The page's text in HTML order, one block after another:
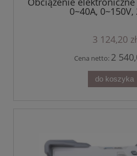
0~40A, 0~150V,
3 124,20 zł
Cena netto: 2
do koszyka